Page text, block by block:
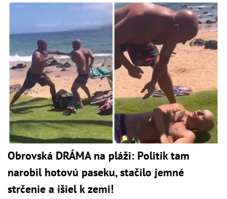
Obrovská DRÁMA na pláži: Politik tam
narobil hotovú paseku, stačilo jemné
strčenie a išiel k zemi!